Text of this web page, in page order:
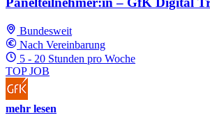
Bundesweit
Nach Vereinbarung
5 - 20 Stunden pro Woche
TOP JOB
mehr lesen